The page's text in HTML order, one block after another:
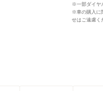
※一部ダイヤ
※車の購入に
せはご遠慮く